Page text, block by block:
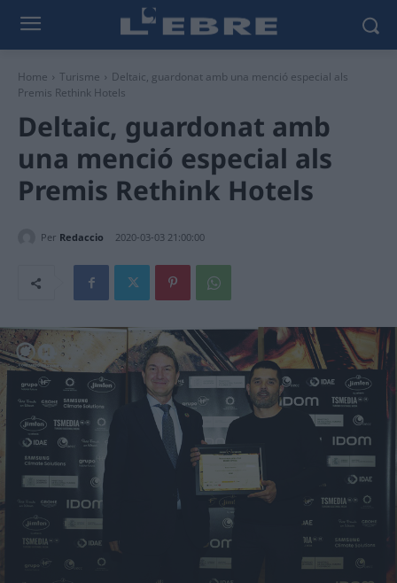
Home Turisme
Deltaic, guardonat amb una menció especial als
Premis Rethink Hotels
Deltaic, guardonat amb
una menció especial als
Premis Rethink Hotels
Per Redaccio 2020-03-03 21:00:00